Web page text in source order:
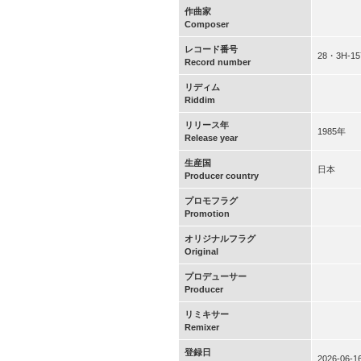
作曲家
Composer
レコード番号
Record number
28・3H-
リディム
Riddim
リリース年
Release year
1985年
生産国
Producer country
日本
プロモフラグ
Promotion
オリジナルフラグ
Original
プロデューサー
Producer
リミキサー
Remixer
登録日
2026-06-